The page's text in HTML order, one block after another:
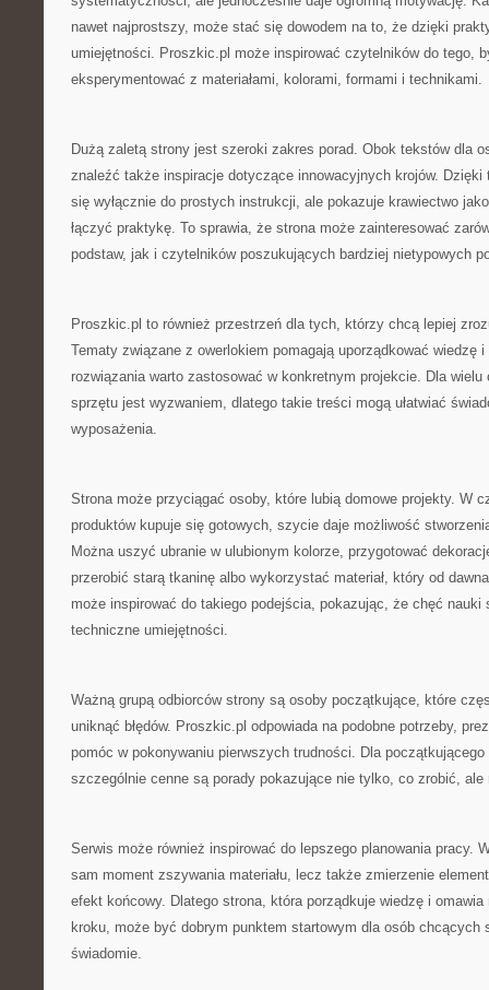
nawet najprostszy, może stać się dowodem na to, że dzięki
umiejętności. Proszkic.pl może inspirować czytelników do tego,
eksperymentować z materiałami, kolorami, formami i technikami.
Dużą zaletą strony jest szeroki zakres porad. Obok tekstów dla
znaleźć także inspiracje dotyczące innowacyjnych krojów. Dzięki
się wyłącznie do prostych instrukcji, ale pokazuje krawiectwo
łączyć praktykę. To sprawia, że strona może zainteresować
podstaw, jak i czytelników poszukujących bardziej nietypowych
Proszkic.pl to również przestrzeń dla tych, którzy chcą lepiej
Tematy związane z owerlokiem pomagają uporządkować wiedzę
rozwiązania warto zastosować w konkretnym projekcie. Dla wielu
sprzętu jest wyzwaniem, dlatego takie treści mogą ułatwiać
wyposażenia.
Strona może przyciągać osoby, które lubią domowe projekty. W
produktów kupuje się gotowych, szycie daje możliwość
Można uszyć ubranie w ulubionym kolorze, przygotować
przerobić starą tkaninę albo wykorzystać materiał, który od
może inspirować do takiego podejścia, pokazując, że chęć nauki
techniczne umiejętności.
Ważną grupą odbiorców strony są osoby początkujące, które
uniknąć błędów. Proszkic.pl odpowiada na podobne potrzeby,
pomóc w pokonywaniu pierwszych trudności. Dla
szczególnie cenne są porady pokazujące nie tylko, co zrobić, ale
Serwis może również inspirować do lepszego planowania pracy.
sam moment zszywania materiału, lecz także zmierzenie
efekt końcowy. Dlatego strona, która porządkuje wiedzę i
kroku, może być dobrym punktem startowym dla osób chcących
świadomie.